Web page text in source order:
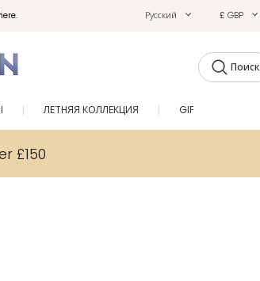
Русский £ GBP
Поиск
ЛЕТНЯЯ КОЛЛЕКЦИЯ GIFTS
£150